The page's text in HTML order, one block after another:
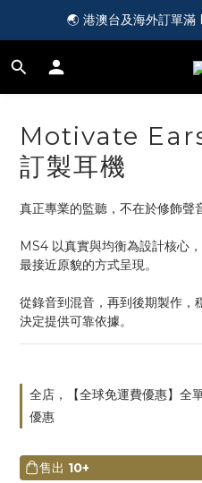
🎵 第一次接觸訂製耳機？歡迎
🌏 港澳台及海外訂單
🛍️ 成為新會員即送您
Motivate
訂製耳機
真正專業的監聽，不在於修飾聲
MS4 以真實與均衡為設計核心
最接近原貌的方式呈現。
從錄音到混音，再到後期製作，
決定提供可靠依據。
全店，【全球免運費優惠】
優惠
售出 10+